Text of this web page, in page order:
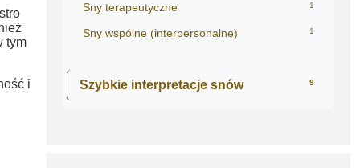
tym
i
Sny terapeutyczne 1
Sny wspólne (interpersonalne) 1
Szybkie interpretacje snów 9